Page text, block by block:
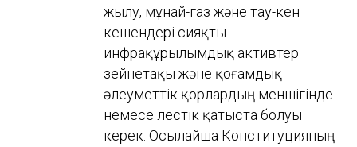
жылу, мұнай-газ және тау-кен
кешендері сияқты
инфрақұрылымдық активтер
зейнетақы және қоғамдық
әлеуметтік қорлардың меншігінде
немесе үлестік қатыста болуы
керек. Осылайша Конституцияның